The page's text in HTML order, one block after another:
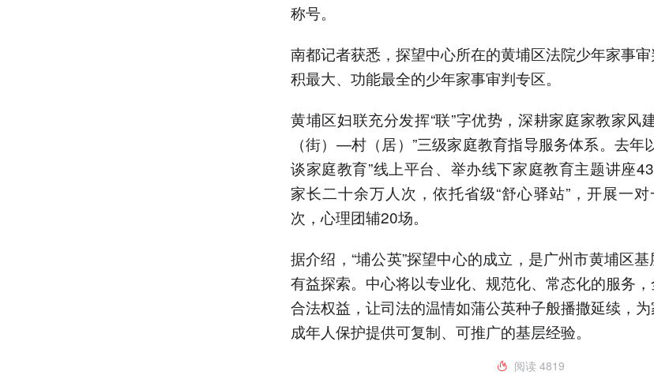
称号。
南都记者获悉，探望中心所在的黄埔区法院少年家事
积最大、功能最全的少年家事审判专区。
黄埔区妇联充分发挥“联”字优势，深耕家庭家教家风
（街）—村（居）”三级家庭教育指导服务体系。去年
谈家庭教育”线上平台、举办线下家庭教育主题讲座
家长二十余万人次，依托省级“舒心驿站”，开展一
次，心理团辅20场。
据介绍，“埔公英”探望中心的成立，是广州市黄埔区
有益探索。中心将以专业化、规范化、常态化的服务
合法权益，让司法的温情如蒲公英种子般播撒延续，
成年人保护提供可复制、可推广的基层经验。
阅读 4819